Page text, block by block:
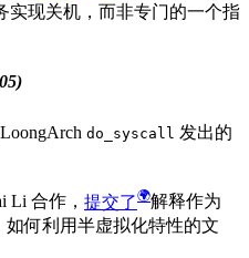
实现关机，而非专门的一个指
do_syscall 发出的
Li 合作， 提交了
解释作为
如何利用半虚拟化特性的文